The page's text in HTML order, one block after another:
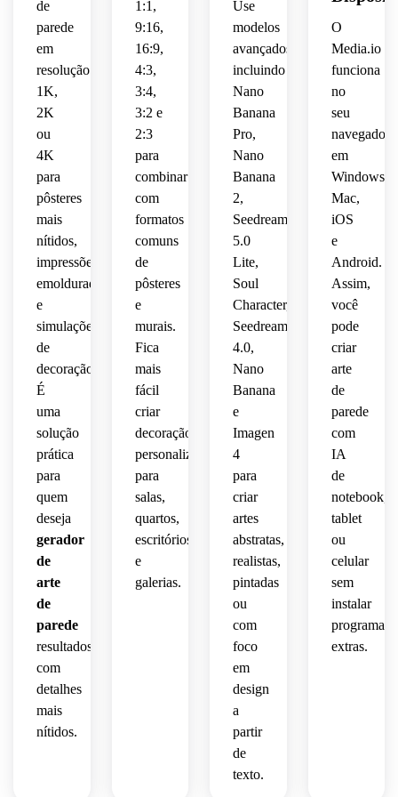
acabamento
nítido
detalhado.
decoração.
escritório.
para
decoração
clássica.
atmosfera
inspirada
em
formato
vertical
premium
com
pinceladas
para
decoração
de
quarto.
editorial
elegante,
espaço
negativo
generoso
acabamento
resolução
molduras
modernas.
decoração.
de
tela,
composição
balanceada
de
clima
premium
para
definidos
e
layout
amigável
para
luxuoso,
e
detalhado
para
murais
de
galeria.
de
parede
em
resolução
1K,
2K
ou
4K
para
pôsteres
mais
nítidos,
impressões
emolduradas
e
simulações
de
decoração.
É
uma
solução
prática
para
quem
deseja
gerador
de
arte
de
parede
resultados
com
detalhes
mais
nítidos.
1:1,
9:16,
16:9,
4:3,
3:4,
3:2 e
2:3
para
combinar
com
formatos
comuns
de
pôsteres
e
murais.
Fica
mais
fácil
criar
decoração
personalizada
para
salas,
quartos,
escritórios
e
galerias.
Use
modelos
avançados
incluindo
Nano
Banana
Pro,
Nano
Banana
2,
Seedream
5.0
Lite,
Soul
Character,
Seedream
4.0,
Nano
Banana
e
Imagen
4
para
criar
artes
abstratas,
realistas,
pintadas
ou
com
foco
em
design
a
partir
de
texto.
O
Media.io
funciona
no
seu
navegador
em
Windows,
Mac,
iOS
e
Android.
Assim,
você
pode
criar
arte
de
parede
com
IA
de
notebook,
tablet
ou
celular
sem
instalar
programas
extras.